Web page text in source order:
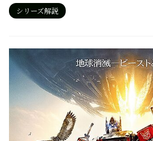
シリーズ解説